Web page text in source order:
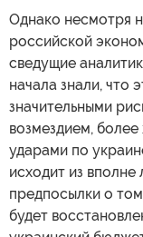
Однако несмотря
российской
сведущие
начала знали, что
значительными
возмездием,
ударами по
исходит из вполне
предпосылки о
будет